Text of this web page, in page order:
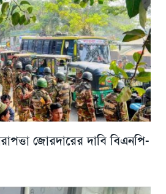
জোরদারের দাবি বিএনপি-